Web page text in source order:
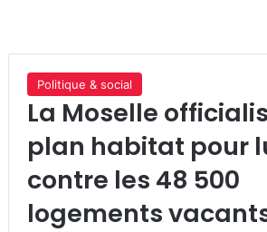
Politique & social
La Moselle
plan habitat pour
contre les 48 500
logements